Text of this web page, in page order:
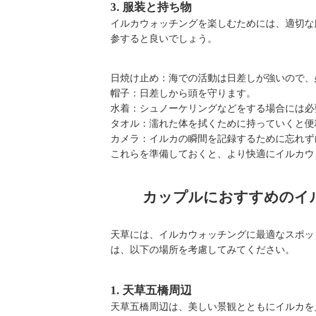
3. 服装と持ち物
イルカウォッチングを楽しむためには、適切
参すると良いでしょう。
日焼け止め：海での活動は日差しが強いので、
帽子：日差しから頭を守ります。
水着：シュノーケリングなどをする場合には必
タオル：濡れた体を拭くために持っていくと便
カメラ：イルカの瞬間を記録するために忘れず
これらを準備しておくと、より快適にイルカウ
カップルにおすすめのイ
天草には、イルカウォッチングに最適なスポ
は、以下の場所を考慮してみてください。
1. 天草五橋周辺
天草五橋周辺は、美しい景観とともにイルカ